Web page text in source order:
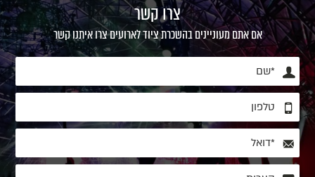
צרו קשר
אם אתם מעוניינים בהשכרת ציוד לארועים צרו איתנו קשר